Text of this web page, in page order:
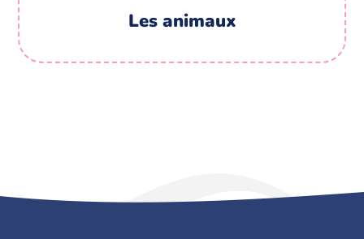
Les animaux